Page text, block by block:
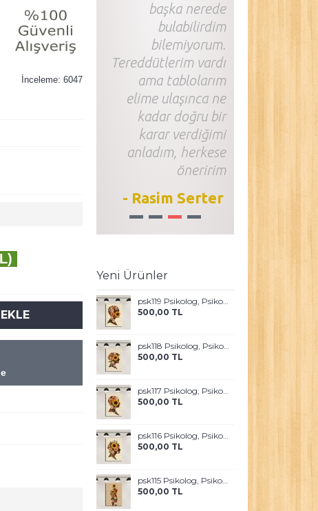
başka nerede
bulabilirdim
bilemiyorum.
Tereddütlerim vardı
ama tablolarım
elime ulaşınca ne
kadar doğru bir
karar verdiğimi
anladım, herkese
öneririm
- Rasim Serter
1 2 3 4
Yeni Ürünler
psk119 Psikolog, Psikoterapi ve Psikiyatri Merkezi, Terapi Odası Tablosu Sanatla Terapi
500,00 TL
psk118 Psikolog, Psikoterapi ve Psikiyatri Merkezi, Terapi Odası Tablosu Sanatla Terapi
500,00 TL
psk117 Psikolog, Psikoterapi ve Psikiyatri Merkezi, Terapi Odası Tablosu Sanatla Terapi
500,00 TL
psk116 Psikolog, Psikoterapi ve Psikiyatri Merkezi, Terapi Odası Tablosu Sanatla Terapi
500,00 TL
psk115 Psikolog, Psikoterapi ve Psikiyatri Merkezi, Terapi Odası Tablosu Sanatla Terapi
500,00 TL
İnceleme: 6047